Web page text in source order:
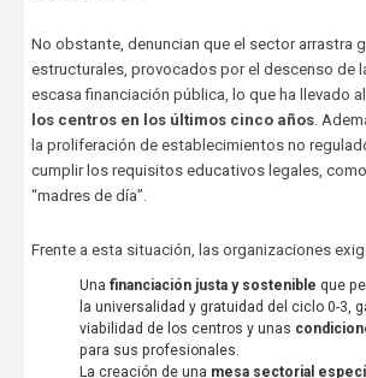
No obstante, denuncian que el sector arrastra
estructurales, provocados por el descenso de
escasa financiación pública, lo que ha llevado al
los centros en los últimos cinco años.
la proliferación de establecimientos no
cumplir los requisitos educativos legales,
“madres de día”.
Frente a esta situación, las organizaciones
Una financiación justa y sostenible que
la universalidad y gratuidad del ciclo 0-3,
viabilidad de los centros y unas
para sus profesionales.
La creación de una mesa sectorial